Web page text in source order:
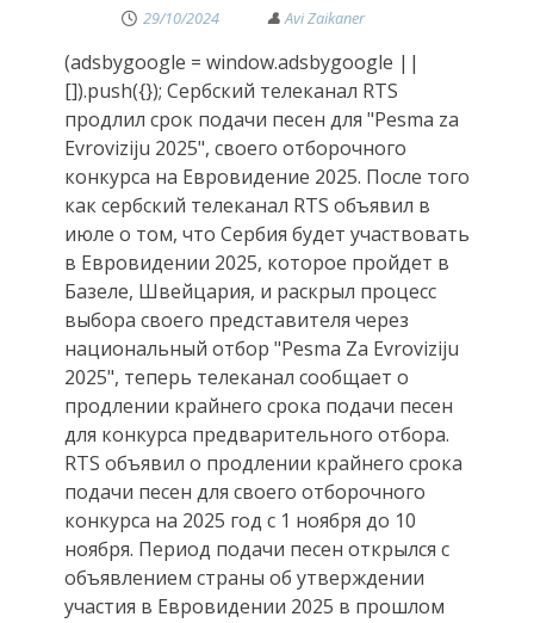
29/10/2024
(adsbygoogle = window.adsbygoogle ||
[]).push({}); Сербский телеканал RTS
продлил срок подачи песен для "Pesma za
Evroviziju 2025", своего отборочного
конкурса на Евровидение 2025. После того
как сербский телеканал RTS объявил в
июле о том, что Сербия будет участвовать
в Евровидении 2025, которое пройдет в
Базеле, Швейцария, и раскрыл процесс
выбора своего представителя через
национальный отбор "Pesma Za Evroviziju
2025", теперь телеканал сообщает о
продлении крайнего срока подачи песен
для конкурса предварительного отбора.
RTS объявил о продлении крайнего срока
подачи песен для своего отборочного
конкурса на 2025 год с 1 ноября до 10
ноября. Период подачи песен открылся с
объявлением страны об утверждении
участия в Евровидении 2025 в прошлом